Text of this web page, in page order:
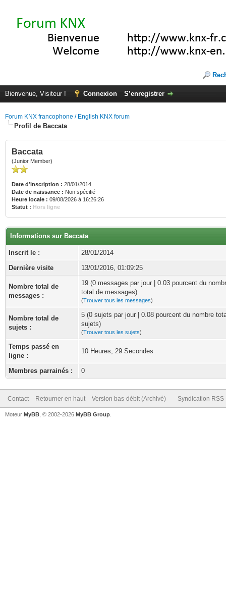
Bienvenue, Visiteur ! Connexion S’enregistrer
Forum KNX francophone / English KNX forum
Profil de Baccata
Baccata
(Junior Member)
Date d’inscription : 28/01/2014
Date de naissance : Non spécifié
Heure locale : 09/08/2026 à 16:26:26
Statut : Hors ligne
Informations sur Baccata
Inscrit le :
28/01/2014
Dernière visite
13/01/2016, 01:09:25
Nombre total de
messages :
19 (0 messages par jour | 0.03 pourcent du
total de messages)
(Trouver tous les messages)
Nombre total de
sujets :
5 (0 sujets par jour | 0.08 pourcent du nombre
sujets)
(Trouver tous les sujets)
Temps passé en
ligne :
10 Heures, 29 Secondes
Membres parrainés : 0
Contact Retourner en haut Version bas-débit (Archivé) Syndication RSS
Moteur MyBB , © 2002-2026 MyBB Group